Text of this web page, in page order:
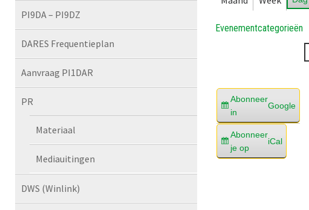
PI9DA – PI9DZ
DARES Frequentieplan
Aanvraag PI1DAR
PR
Materiaal
Mediauitingen
DWS (Winlink)
Evenementcategorieën
Abonneer
in
Google
Abonneer
je op
iCal